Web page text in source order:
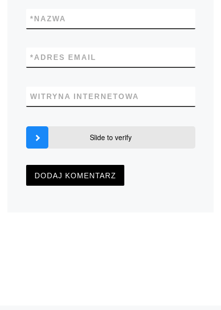
NAZWA
*
ADRES EMAIL
*
WITRYNA INTERNETOWA
Slide to verify